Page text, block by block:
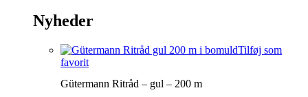
Nyheder
Tilføj som
favorit
Gütermann Ritråd – gul – 200 m